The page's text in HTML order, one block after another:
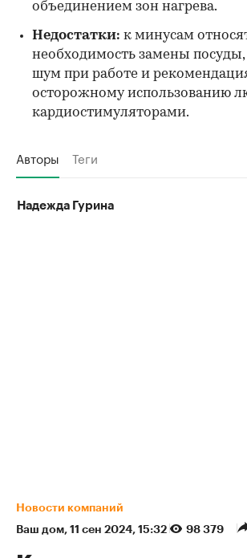
объединением зон нагрева.
Недостатки: к минусам
необходимость замены
шум при работе и
осторожному использованию
кардиостимуляторами.
Авторы Теги
Надежда Гурина
Новости компаний
Ваш дом⁠, 11 сен 2024, 15:32 98 379